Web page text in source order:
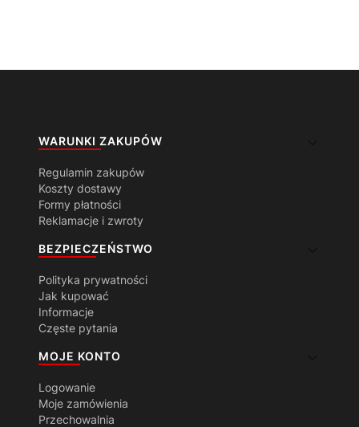
Linki w stopce
WARUNKI ZAKUPÓW
Regulamin zakupów
Koszty dostawy
Formy płatności
Reklamacje i zwroty
BEZPIECZEŃSTWO
Polityka prywatności
Jak kupować
Informacje
Częste pytania
MOJE KONTO
Logowanie
Moje zamówienia
Przechowalnia